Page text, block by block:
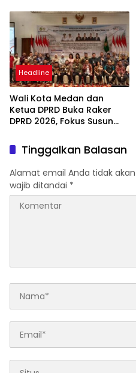
Headline
Wali Kota Medan dan
Ketua DPRD Buka Raker
DPRD 2026, Fokus Susun
Berbasis Digitalisasi dan
Inovasi
Tinggalkan Balasan
Alamat email Anda tidak
wajib ditandai *